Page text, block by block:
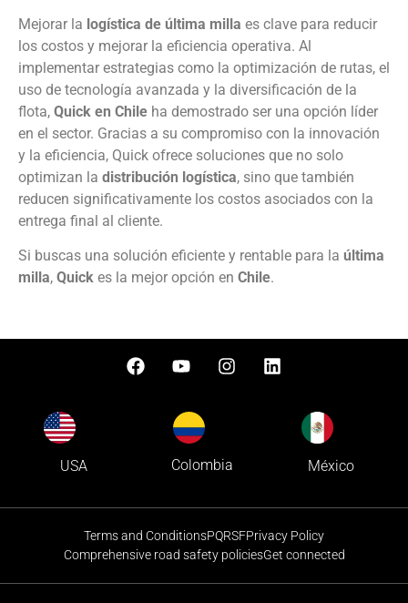
Mejorar la logística de última milla es clave para reducir
los costos y mejorar la eficiencia operativa. Al
implementar estrategias como la optimización de rutas, el
uso de tecnología avanzada y la diversificación de la
flota, Quick en Chile ha demostrado ser una opción líder
en el sector. Gracias a su compromiso con la innovación
y la eficiencia, Quick ofrece soluciones que no solo
optimizan la distribución logística, sino que también
reducen significativamente los costos asociados con la
entrega final al cliente.
Si buscas una solución eficiente y rentable para la última
milla, Quick es la mejor opción en Chile.
USA Colombia México
Terms and ConditionsPQRSFPrivacy Policy
Comprehensive road safety policiesGet connected